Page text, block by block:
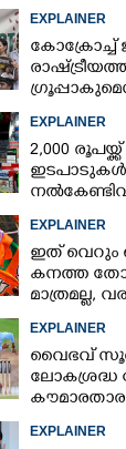
EXPLAINER
കോക്രോച്ച്
EXPLAINER
2,000
കീറുമോ?
EXPLAINER
ഇത് വെറും
കനത്ത
മാത്രമല്ല,
EXPLAINER
വൈഭവ്
ലോകശ്രദ്ധ
EXPLAINER
Share